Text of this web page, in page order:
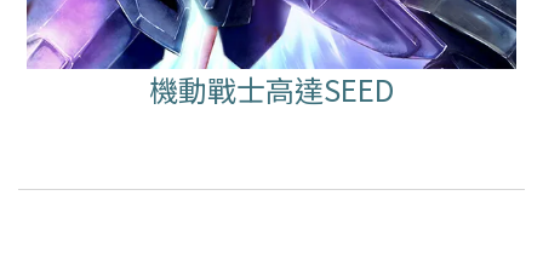
機動戰士高達SEED